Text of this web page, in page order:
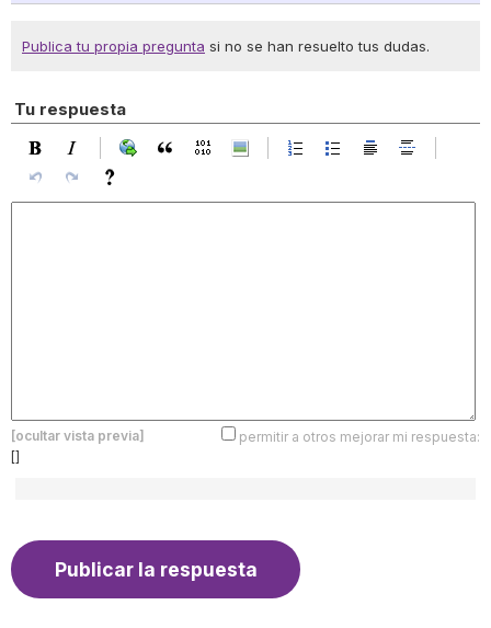
Publica tu propia pregunta si no se han resuelto tus dudas.
Tu respuesta
[ocultar vista previa]
permitir a otros mejorar mi respuesta:
[]